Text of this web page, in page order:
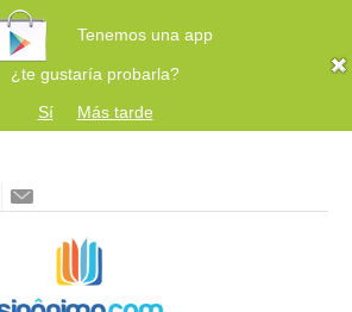
Tenemos una app
¿te gustaría probarla?
Sí
Más tarde